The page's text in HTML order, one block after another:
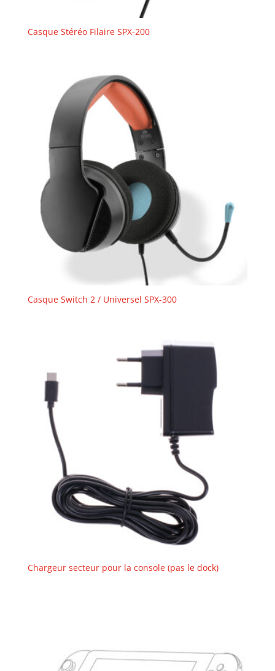
Casque Stéréo Filaire SPX-200
Casque Switch 2 / Universel SPX-300
Chargeur secteur pour la console (pas le dock)